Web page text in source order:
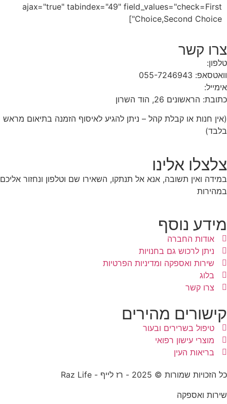
ajax="true" tabindex="49" field_values="check=First
Choice,Second Choice"]
צרו קשר
טלפון:
וואטסאפ: 055-7246943
אימייל:
כתובת: הראשונים 26, הוד השרון
(אין חנות או קבלת קהל – ניתן להגיע לאיסוף הזמנה בתיאום מראש
בלבד)
צלצלו אלינו
במידה ואין תשובה, אנא אל תנתקו, השאירו שם וטלפון ונחזור אליכם
במהירות
מידע נוסף
אודות החברה
ניתן לרכוש גם בחנויות
שירות ואספקה ומדיניות הפרטיות
בלוג
צרו קשר
קישורים מהירים
טיפול בשרירים ובעור
מוצרי עישון רפואי
בריאות העין
כל הזכויות שמורות © 2025 - רז לייף - Raz Life
שירות ואספקה